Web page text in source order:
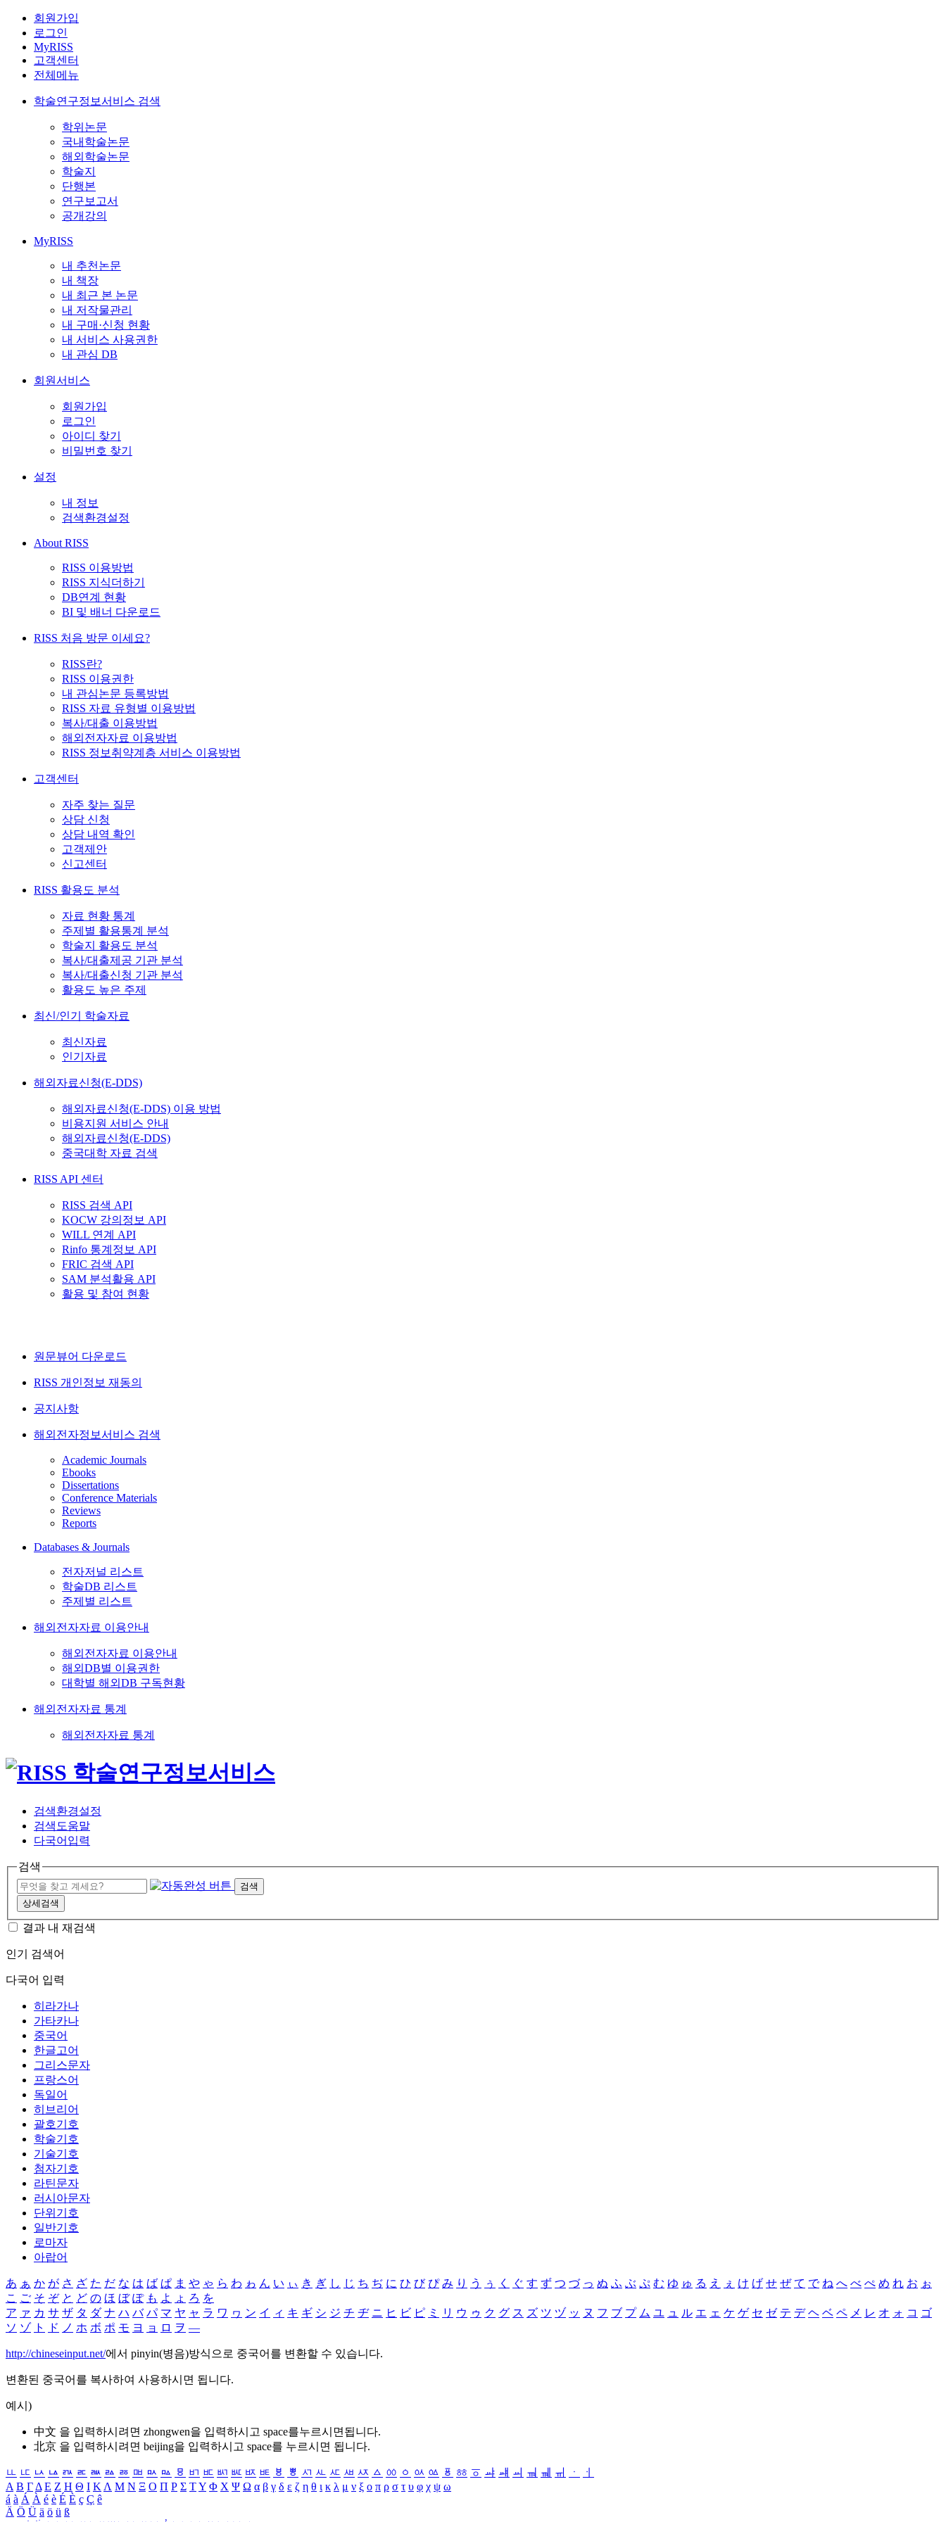
회원가입
로그인
MyRISS
고객센터
전체메뉴
학술연구정보서비스 검색
학위논문
국내학술논문
해외학술논문
학술지
단행본
연구보고서
공개강의
MyRISS
내 추천논문
내 책장
내 최근 본 논문
내 저작물관리
내 구매·신청 현황
내 서비스 사용권한
내 관심 DB
회원서비스
회원가입
로그인
아이디 찾기
비밀번호 찾기
설정
내 정보
검색환경설정
About RISS
RISS 이용방법
RISS 지식더하기
DB연계 현황
BI 및 배너 다운로드
RISS 처음 방문 이세요?
RISS란?
RISS 이용권한
내 관심논문 등록방법
RISS 자료 유형별 이용방법
복사/대출 이용방법
해외전자자료 이용방법
RISS 정보취약계층 서비스 이용방법
고객센터
자주 찾는 질문
상담 신청
상담 내역 확인
고객제안
신고센터
RISS 활용도 분석
자료 현황 통계
주제별 활용통계 분석
학술지 활용도 분석
복사/대출제공 기관 분석
복사/대출신청 기관 분석
활용도 높은 주제
최신/인기 학술자료
최신자료
인기자료
해외자료신청(E-DDS)
해외자료신청(E-DDS) 이용 방법
비용지원 서비스 안내
해외자료신청(E-DDS)
중국대학 자료 검색
RISS API 센터
RISS 검색 API
KOCW 강의정보 API
WILL 연계 API
Rinfo 통계정보 API
FRIC 검색 API
SAM 분석활용 API
활용 및 참여 현황
원문뷰어 다운로드
RISS 개인정보 재동의
공지사항
해외전자정보서비스 검색
Academic Journals
Ebooks
Dissertations
Conference Materials
Reviews
Reports
Databases & Journals
전자저널 리스트
학술DB 리스트
주제별 리스트
해외전자자료 이용안내
해외전자자료 이용안내
해외DB별 이용권한
대학별 해외DB 구독현황
해외전자자료 통계
해외전자자료 통계
검색환경설정
검색도움말
다국어입력
검색
검색
상세검색
결과 내 재검색
인기 검색어
다국어 입력
히라가나
가타카나
중국어
한글고어
그리스문자
프랑스어
독일어
히브리어
괄호기호
학술기호
기술기호
첨자기호
라틴문자
러시아문자
단위기호
일반기호
로마자
아랍어
あ ぁ か が さ ざ た だ な は ば ぱ ま や ゃ ら わ ゎ ん い ぃ き ぎ し じ ち ぢ に ひ び ぴ み り う ぅ く ぐ す ず つ づ っ ぬ ふ ぶ ぷ む ゆ ゅ る え ぇ け げ せ ぜ て で ね へ べ ぺ め れ お ぉ
こ ご そ ぞ と ど の ほ ぼ ぽ も よ ょ ろ を
ア ァ カ サ ザ タ ダ ナ ハ バ パ マ ヤ ャ ラ ワ ヮ ン イ ィ キ ギ シ ジ チ ヂ ニ ヒ ビ ピ ミ リ ウ ゥ ク グ ス ズ ツ ヅ ッ ヌ フ ブ プ ム ユ ュ ル エ ェ ケ ゲ セ ゼ テ デ ヘ ベ ペ メ レ オ ォ コ ゴ
ソ ゾ ト ド ノ ホ ボ ポ モ ヨ ョ ロ ヲ ―
http://chineseinput.net/에서 pinyin(병음)방식으로 중국어를 변환할 수 있습니다.
변환된 중국어를 복사하여 사용하시면 됩니다.
예시)
中文 을 입력하시려면 zhongwen을 입력하시고 space를누르시면됩니다.
北京 을 입력하시려면 beijing을 입력하시고 space를 누르시면 됩니다.
ㅥ ㅦ ㅧ ㅨ ㅩ ㅪ ㅫ ㅬ ㅭ ㅮ ㅯ ㅰ ㅱ ㅲ ㅳ ㅴ ㅵ ㅶ ㅷ ㅸ ㅹ ㅺ ㅻ ㅼ ㅽ ㅾ ㅿ ㆀ ㆁ ㆂ ㆃ ㆄ ㆅ ㆆ ㆇ ㆈ ㆉ ㆊ ㆋ ㆌ ㆍ
ㆎ
Α Β ΓΔ Ε Ζ Η Θ Ι ΚΛ Μ Ν Ξ Ο Π Ρ Σ ΤΥ Φ Χ Ψ Ω α β γ δ ε ζ η θ ι κ λ μ ν ξ ο π ρ σ τ υ φ χ ψ ω
á à Á À é è É È ç Ç ê
Ä Ö Ü ä ö ü ß